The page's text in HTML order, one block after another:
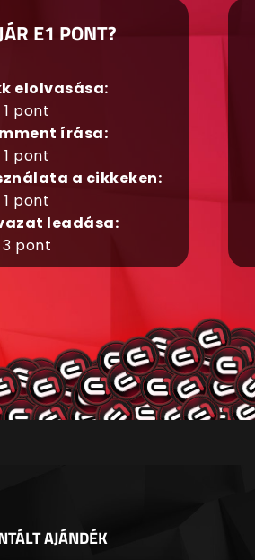
E1 PONT?
elolvasása:
1 pont
írása:
1 pont
a cikkeken:
1 pont
leadása:
3 pont
AJÁNDÉK